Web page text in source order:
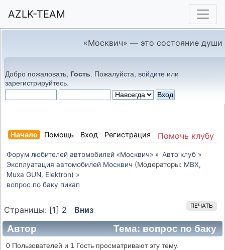
AZLK-TEAM
«Москвич» — это состояние души
Добро пожаловать, Гость . Пожалуйста, войдите или
зарегистрируйтесь
Помочь клубу
Начало Помощь Вход Регистрация
Форум любителей автомобилей «Москвич» » Авто клуб»
Эксплуатация автомобилей Москвич (Модераторы: MBX,
Muxa GUN, Elektron) »
вопрос по баку пикап
ПЕЧАТЬ
Страницы: [1] 2 Вниз
Автор
Тема: вопрос по баку
пикап (Прочитано 11824 раз)
0 Пользователей и 1 Гость просматривают эту тему.